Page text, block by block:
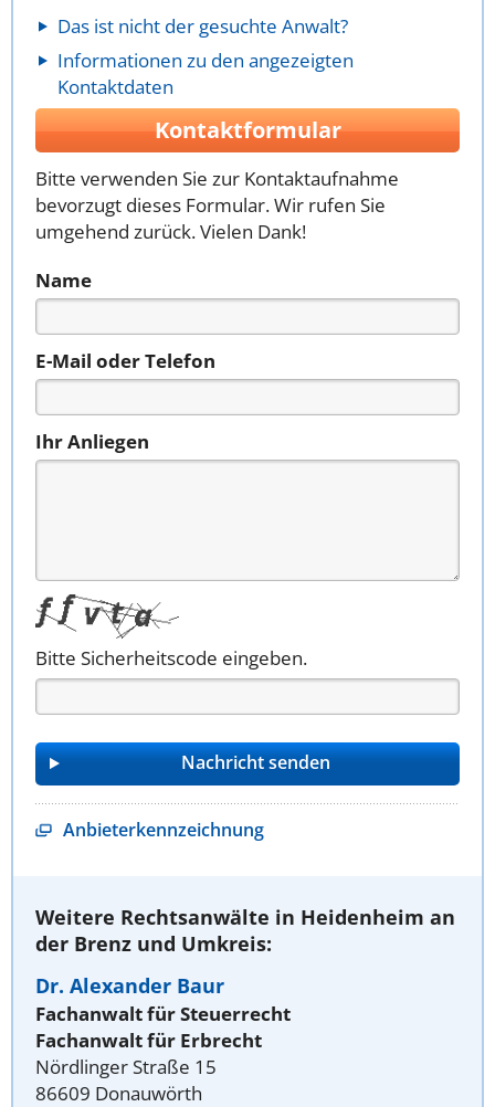
Das ist nicht der gesuchte Anwalt?
Informationen zu den angezeigten
Kontaktdaten
Kontaktformular
Bitte verwenden Sie zur Kontaktaufnahme
bevorzugt dieses Formular. Wir rufen Sie
umgehend zurück. Vielen Dank!
Name
E-Mail oder Telefon
Ihr Anliegen
Bitte Sicherheitscode eingeben.
Anbieterkennzeichnung
Weitere Rechtsanwälte in Heidenheim an
der Brenz und Umkreis:
Dr. Alexander Baur
Fachanwalt für Steuerrecht
Fachanwalt für Erbrecht
Nördlinger Straße 15
86609 Donauwörth